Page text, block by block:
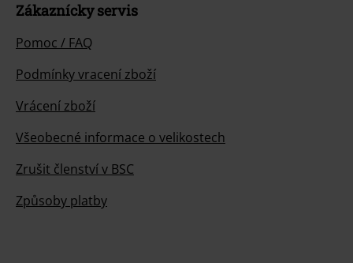
Zákaznícky servis
Pomoc / FAQ
Podmínky vracení zboží
Vrácení zboží
Všeobecné informace o velikostech
Zrušit členství v BSC
Způsoby platby